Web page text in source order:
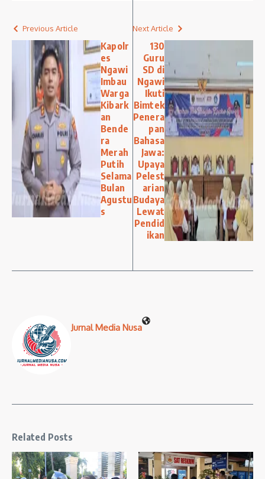
Previous Article
Kapolr
es
Ngawi
Imbau
Warga
Kibark
an
Bende
ra
Merah
Putih
Selama
Bulan
Agustu
s
Next Article
130
Guru
SD di
Ngawi
Ikuti
Bimtek
Penera
pan
Bahasa
Jawa:
Upaya
Pelest
arian
Budaya
Lewat
Pendid
ikan
Jurnal Media Nusa
Related Posts